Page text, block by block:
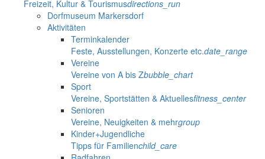
Freizeit, Kultur & Tourismusdirections_run
Dorfmuseum Markersdorf
Aktivitäten
Terminkalender
Feste, Ausstellungen, Konzerte etc.date_range
Vereine
Vereine von A bis Zbubble_chart
Sport
Vereine, Sportstätten & Aktuellesfitness_center
Senioren
Vereine, Neuigkeiten & mehrgroup
Kinder+Jugendliche
Tipps für Familienchild_care